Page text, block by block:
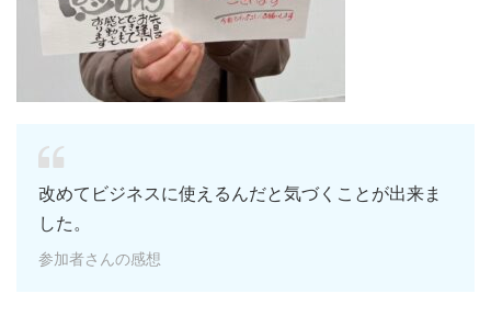
改めてビジネスに使えるんだと気づくことが出来ま
した。
参加者さんの感想